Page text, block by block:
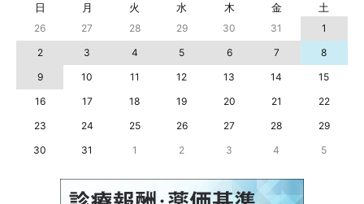
日 月 火 水 木 金 土
26 27 28 29 30 31
1
2
3 4 5 6 7
8
9
10 11 12 13 14
15
16
17 18 19 20 21
22
23
24 25 26 27 28
29
30
31 1 2 3 4 5